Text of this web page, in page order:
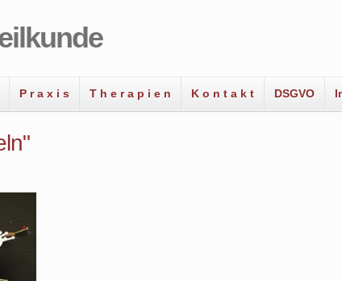
P r a x i s T h e r a p i e n K o n t a k t DSGVO